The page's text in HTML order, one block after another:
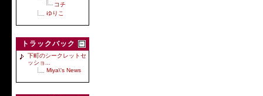
コチ
ゆりこ
トラックバック
下町のシークレットセ
ッショ...
Miya\'s News